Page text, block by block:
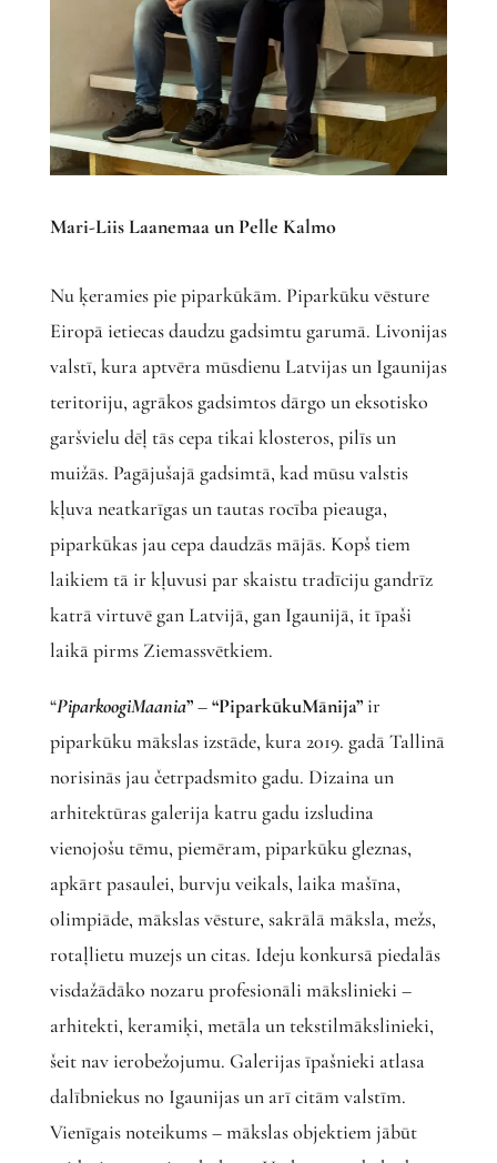
Mari-Liis Laanemaa un Pelle Kalmo
Nu ķeramies pie piparkūkām. Piparkūku vēsture
Eiropā ietiecas daudzu gadsimtu garumā. Livonijas
valstī, kura aptvēra mūsdienu Latvijas un Igaunijas
teritoriju, agrākos gadsimtos dārgo un eksotisko
garšvielu dēļ tās cepa tikai klosteros, pilīs un
muižās. Pagājušajā gadsimtā, kad mūsu valstis
kļuva neatkarīgas un tautas rocība pieauga,
piparkūkas jau cepa daudzās mājās. Kopš tiem
laikiem tā ir kļuvusi par skaistu tradīciju gandrīz
katrā virtuvē gan Latvijā, gan Igaunijā, it īpaši
laikā pirms Ziemassvētkiem.
“PiparkoogiMaania”–“PiparkūkuMānija”ir
piparkūku mākslas izstāde, kura 2019. gadā Tallinā
norisinās jau četrpadsmito gadu. Dizaina un
arhitektūras galerija katru gadu izsludina
vienojošu tēmu, piemēram, piparkūku gleznas,
apkārt pasaulei, burvju veikals, laika mašīna,
olimpiāde, mākslas vēsture, sakrālā māksla, mežs,
rotaļlietu muzejs un citas. Ideju konkursā piedalās
visdažādāko nozaru profesionāli mākslinieki –
arhitekti, keramiķi, metāla un tekstilmākslinieki,
šeit nav ierobežojumu. Galerijas īpašnieki atlasa
dalībniekus no Igaunijas un arī citām valstīm.
Vienīgais noteikums – mākslas objektiem jābūt